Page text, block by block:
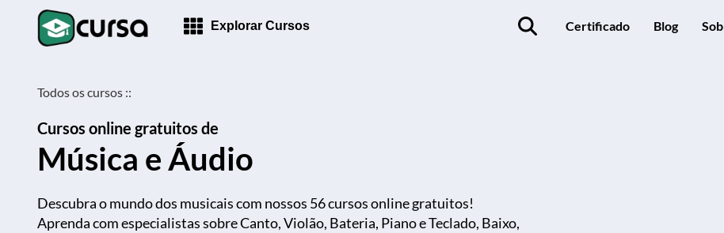
Explorar Cursos Certificado Blog
Todos os cursos ::
Cursos online gratuitos de
Música e Áudio
Descubra o mundo dos musicais com nossos 56 cursos online gratuitos!
Aprenda com especialistas sobre Canto, Violão, Bateria, Piano e Teclado, Baixo,